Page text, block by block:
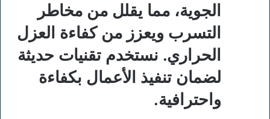
الجوية، مما يقلل من مخاطر
التسرب ويعزز من كفاءة العزل
الحراري. نستخدم تقنيات حديثة
لضمان تنفيذ الأعمال بكفاءة
واحترافية.